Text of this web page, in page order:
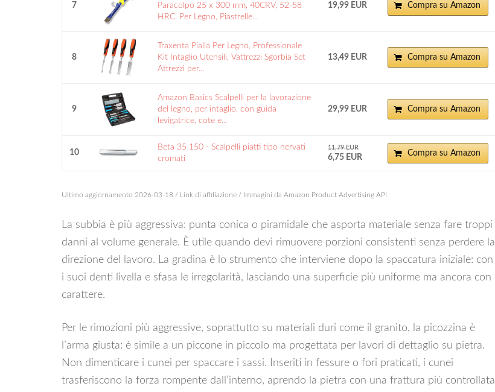
7
Paracolpo 25 x 300 mm, 40CRV, 52-58
HRC. Per Legno, Piastrelle...
19,99 EUR Compra su Amazon
8
Traxenta Pialla Per Legno, Professionale
Kit Intaglio Utensili, Vattrezzi Sgorbia Set
Attrezzi per...
13,49 EUR Compra su Amazon
9
Amazon Basics Scalpelli per la lavorazione
del legno, per intaglio, con guida
levigatrice, cote e...
29,99 EUR Compra su Amazon
10
Beta 35 150 - Scalpelli piatti tipo nervati
cromati
11,79 EUR
6,75 EUR Compra su Amazon
Ultimo aggiornamento 2026-03-18 / Link di affiliazione / Immagini da Amazon Product Advertising API
La subbia è più aggressiva: punta conica o piramidale che asporta materiale senza fare troppi
danni al volume generale. È utile quando devi rimuovere porzioni consistenti senza perdere la
direzione del lavoro. La gradina è lo strumento che interviene dopo la spaccatura iniziale: con
i suoi denti livella e sfasa le irregolarità, lasciando una superficie più uniforme ma ancora con
carattere.
Per le rimozioni più aggressive, soprattutto su materiali duri come il granito, la picozzina è
l’arma giusta: è simile a un piccone in piccolo ma progettata per lavori di dettaglio su pietra.
Non dimenticare i cunei per spaccare i sassi. Inseriti in fessure o fori praticati, i cunei
trasferiscono la forza rompente dall’interno, aprendo la pietra con una frattura più controllata